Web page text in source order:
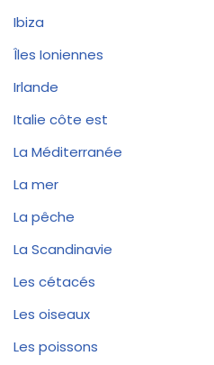
Ibiza
Îles Ioniennes
Irlande
Italie côte est
La Méditerranée
La mer
La pêche
La Scandinavie
Les cétacés
Les oiseaux
Les poissons